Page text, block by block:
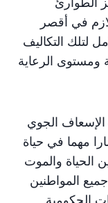
في أقصر
لتلك التكاليف
ومستوى الرعاية
الجوي
مهما في حياة
الحياة والموت
المواطنين
الحكومية